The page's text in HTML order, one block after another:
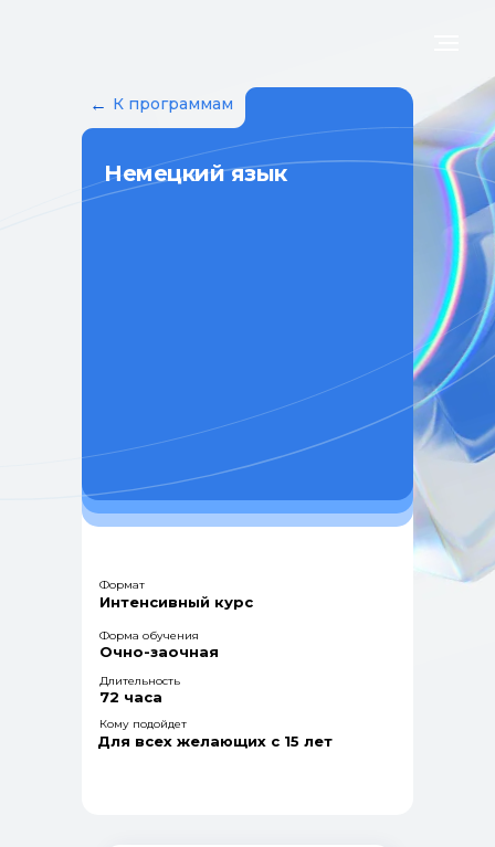
Форма обучения
Очно-заочная
Длительность
72 часа
Для всех желающих с 15 лет
Кому подойдет
Интенсивный курс
Формат
← К программам
Немецкий язык